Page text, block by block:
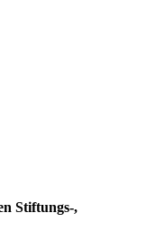
Stiftungs-,